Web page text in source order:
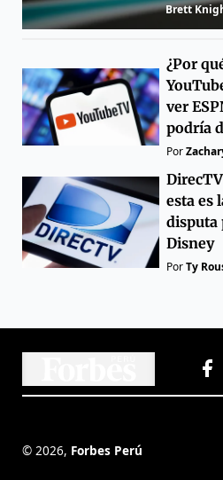
Brett
¿Por
ver
podría
Por
esta es
disputa
Disney
PorTy
© 2026, Forbes Perú